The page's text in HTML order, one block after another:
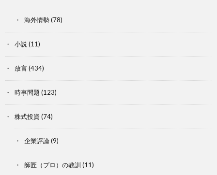
海外情勢(78)
小説 (11)
放言(434)
時事問題 (123)
株式投資 (74)
企業評論(9)
師匠（プロ）の教訓 (11)